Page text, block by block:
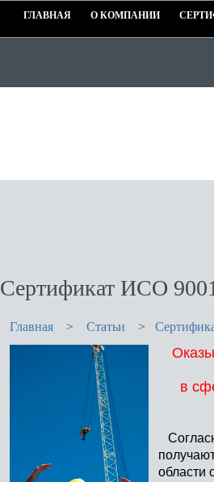
ГЛАВНАЯ О КОМПАНИИ
Сертификат ИСО 9001
Главная > Статьи >
в
области